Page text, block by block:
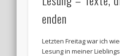
enden
Letzten Freitag war ich
Lesung in meiner